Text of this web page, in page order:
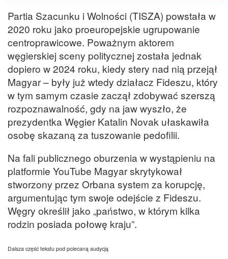
Partia Szacunku i Wolności (TISZA) powstała w
2020 roku jako proeuropejskie ugrupowanie
centroprawicowe. Poważnym aktorem
węgierskiej sceny politycznej została jednak
dopiero w 2024 roku, kiedy stery nad nią przejął
Magyar – były już wtedy działacz Fideszu, który
w tym samym czasie zaczął zdobywać szerszą
rozpoznawalność, gdy na jaw wyszło, że
prezydentka Węgier Katalin Novak ułaskawiła
osobę skazaną za tuszowanie pedofilii.
Na fali publicznego oburzenia w wystąpieniu na
platformie YouTube Magyar skrytykował
stworzony przez Orbana system za korupcję,
argumentując tym swoje odejście z Fideszu.
Węgry określił jako „państwo, w którym kilka
rodzin posiada połowę kraju”.
Dalsza część tekstu pod polecaną audycją